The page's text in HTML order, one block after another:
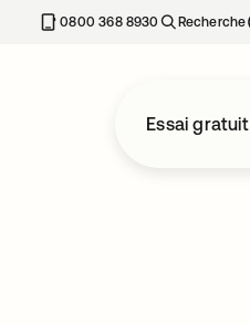
0800 368 8930 Recherche
Essai gratuit